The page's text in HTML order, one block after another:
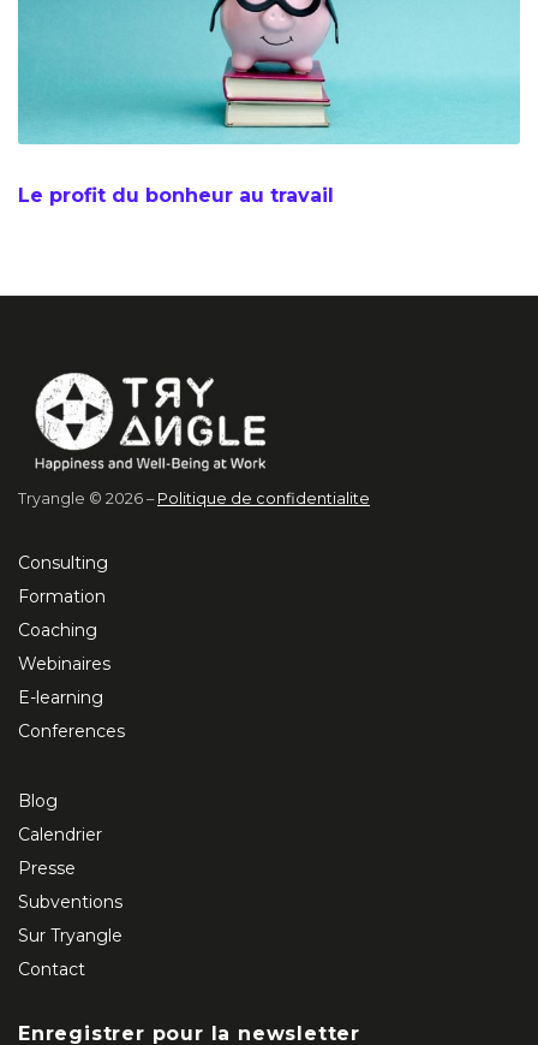
Le profit du bonheur au travail
Tryangle © 2026 – Politique de confidentialite
Consulting
Formation
Coaching
Webinaires
E-learning
Conferences
Blog
Calendrier
Presse
Subventions
Sur Tryangle
Contact
Enregistrer pour la newsletter